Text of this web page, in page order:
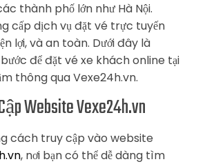
thành phố lớn như Hà Nội.
cấp dịch vụ đặt vé trực tuyến
lợi, và an toàn. Dưới đây là
để đặt vé xe khách online tại
thông qua Vexe24h.vn.
Website Vexe24h.vn
cách truy cập vào website
, nơi bạn có thể dễ dàng tìm